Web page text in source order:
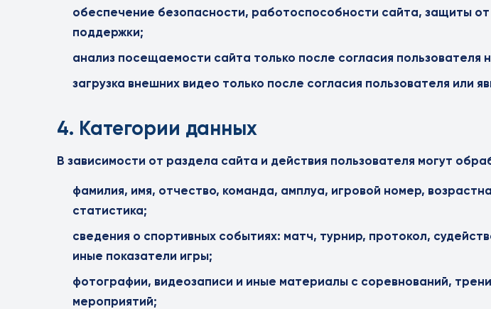
обеспечение безопасности, работоспособности сайта, защиты
поддержки;
анализ посещаемости сайта только после согласия пользователя
загрузка внешних видео только после согласия пользователя или
4. Категории данных
В зависимости от раздела сайта и действия пользователя могут
фамилия, имя, отчество, команда, амплуа, игровой номер,
статистика;
сведения о спортивных событиях: матч, турнир, протокол,
иные показатели игры;
фотографии, видеозаписи и иные материалы с соревнований,
мероприятий;